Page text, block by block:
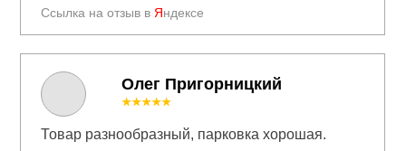
Олег Пригорницкий
Ссылка на отзыв в Яндексе
★★★★★
Товар разнообразный, парковка хорошая.